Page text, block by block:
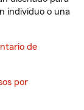
individuo o una
de
por